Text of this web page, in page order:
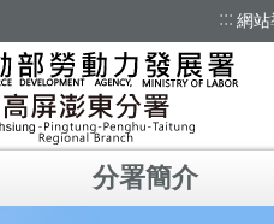
::: 網站
分署簡介